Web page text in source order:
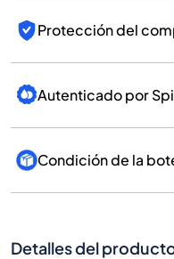
Protección del
Autenticado por
Condición de la
Detalles del